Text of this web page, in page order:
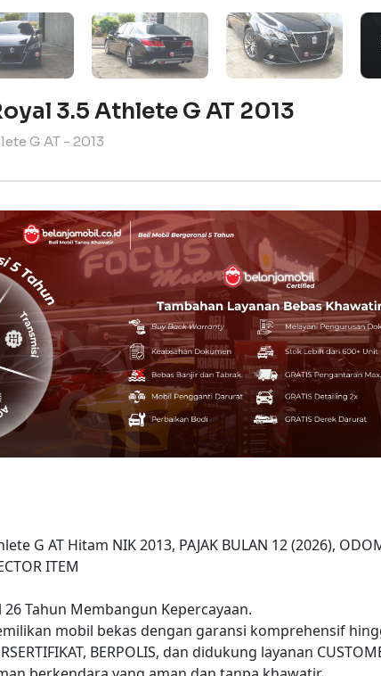
3.5 Athlete G AT 2013
G AT - 2013
G AT Hitam NIK 2013, PAJAK BULAN 12 (2026),
ITEM
Tahun Membangun Kepercayaan.
mobil bekas dengan garansi komprehensif
BERPOLIS, dan didukung layanan